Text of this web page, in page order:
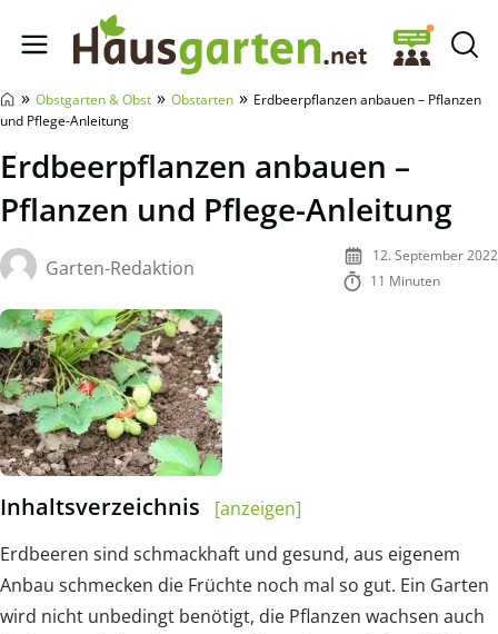
Hausgarten.net
» Obstgarten & Obst » Obstarten » Erdbeerpflanzen anbauen – Pflanzen
und Pflege-Anleitung
Erdbeerpflanzen anbauen –
Pflanzen und Pflege-Anleitung
Garten-Redaktion
12. September 2022
11 Minuten
Inhaltsverzeichnis
[anzeigen]
Erdbeeren sind schmackhaft und gesund, aus eigenem
Anbau schmecken die Früchte noch mal so gut. Ein Garten
wird nicht unbedingt benötigt, die Pflanzen wachsen auch